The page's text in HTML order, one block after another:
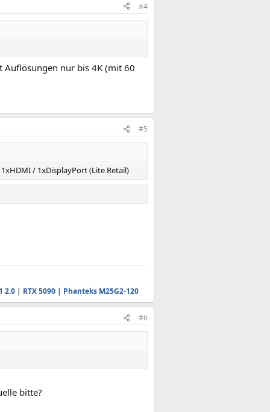
#4
Auflösungen nur bis 4K (mit 60
#5
/ 1xDisplayPort (Lite Retail)
2.0| RTX 5090| Phanteks M25G2-120
#6
bitte?